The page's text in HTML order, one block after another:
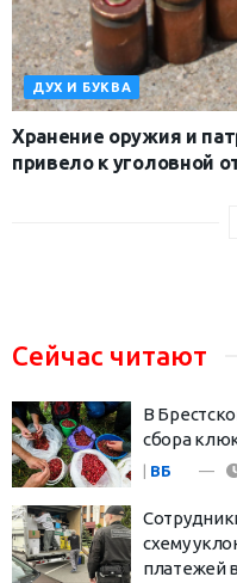
ДУХ И БУКВА
Хранение оружия и
привело к уголовной
Сейчас читают
В
сбора
ВБ
схему
платежей